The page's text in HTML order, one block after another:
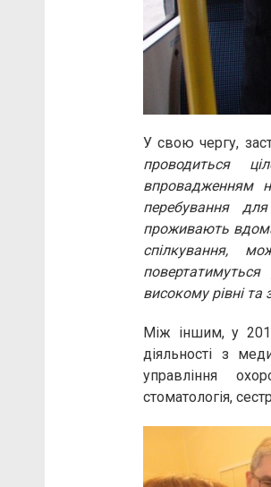
У свою чергу,
проводиться
впровадженням
перебування
проживають
спілкування,
високому рівні та
Між іншим, у
діяльності з
управління
стоматологія,